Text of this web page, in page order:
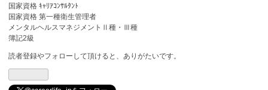
国家資格 ｷｬﾘｱｺﾝｻﾙﾀﾝﾄ
国家資格 第一種衛生管理者
メンタルヘルスマネジメントⅡ種・Ⅲ種
簿記2級
読者登録やフォローして頂けると、ありがたいです。